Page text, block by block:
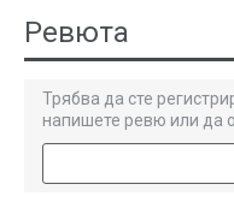
Ревюта
Трябва да сте
напишете ревю или да